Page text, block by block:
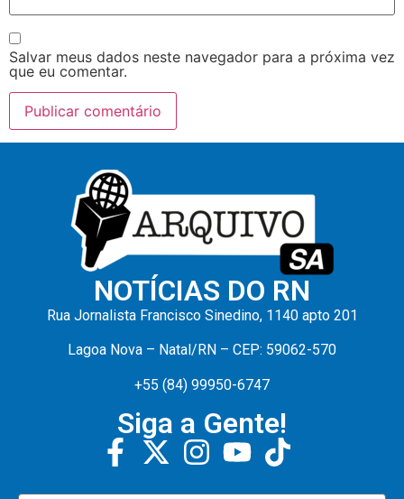
Salvar meus dados neste navegador para a próxima vez
que eu comentar.
NOTÍCIAS DO RN
Rua Jornalista Francisco Sinedino, 1140 apto 201
Lagoa Nova – Natal/RN – CEP: 59062-570
+55 (84) 99950-6747
Siga a Gente!